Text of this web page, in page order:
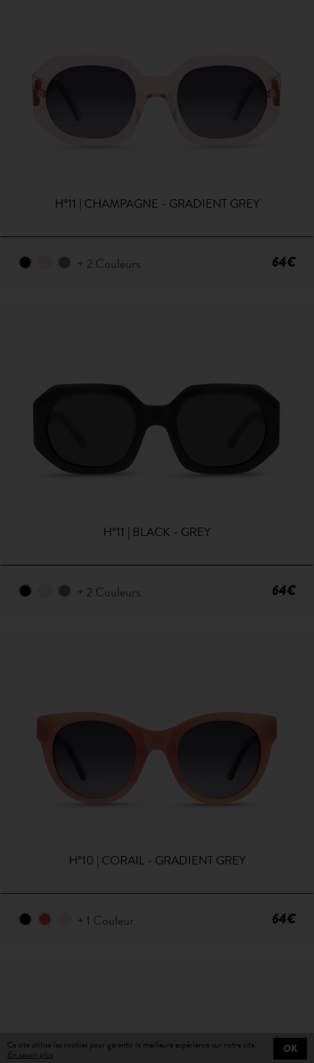
H°11 | CHAMPAGNE - GRADIENT GREY
+ 2 Couleurs 64€
H°11 | BLACK - GREY
+ 2 Couleurs 64€
H°10 | CORAIL - GRADIENT GREY
+ 1 Couleur 64€
Ce site utilise les cookies pour garantir la meilleure expérience sur notre site.
En savoir plus
OK